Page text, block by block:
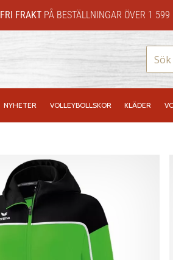
FRI FRAKTPÅ BESTÄLLNINGAR ÖVER 1 599
NYHETER VOLLEYBOLLSKOR KLÄDER